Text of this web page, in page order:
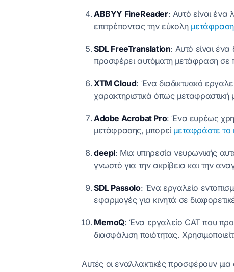
ABBYY FineReader: Αυτό είναι ένα
επιτρέποντας την εύκολη
SDL FreeTranslation: Αυτό είναι
προσφέρει αυτόματη μετάφραση σε
XTM Cloud: Ένα διαδικτυακό
χαρακτηριστικά όπως μεταφραστική
Adobe Acrobat Pro: Ένα ευρέως
μετάφρασης, μπορεί μεταφράστε το
deepl: Μια υπηρεσία νευρωνικής
γνωστό για την ακρίβεια και την
SDL Passolo: Ένα εργαλείο
εφαρμογές για κινητά σε
MemoQ: Ένα εργαλείο CAT που
διασφάλιση ποιότητας.
Αυτές οι εναλλακτικές προσφέρουν